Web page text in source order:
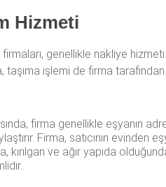
Hizmeti
firmaları, genellikle nakliye hizmeti
taşıma işlemi de firma
firma genellikle eşyanın
Firma, satıcının evinden
kırılgan ve ağır yapıda